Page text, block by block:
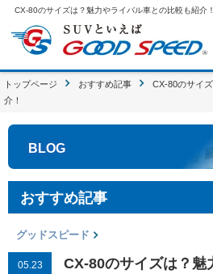
トップページ おすすめ記事
CX-80のサイ
介！
BLOG
おすすめ記事
グッドスピード
05.23
CX-80のサイズは？魅